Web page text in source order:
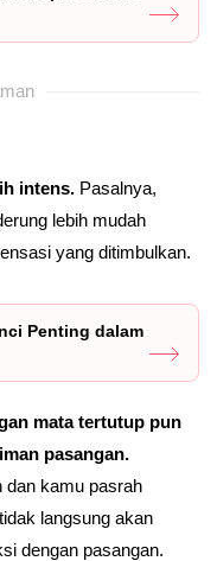
intens. Pasalnya,
lebih mudah
yang ditimbulkan.
Penting dalam
mata tertutup pun
pasangan.
dan kamu pasrah
langsung akan
dengan pasangan.